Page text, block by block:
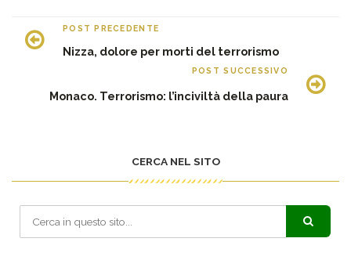
POST PRECEDENTE
Nizza, dolore per morti del terrorismo
POST SUCCESSIVO
Monaco. Terrorismo: l’inciviltà della paura
CERCA NEL SITO